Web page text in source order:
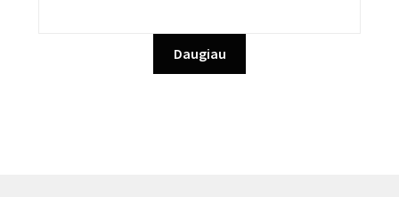
7,99€. 6,99€.
Daugiau